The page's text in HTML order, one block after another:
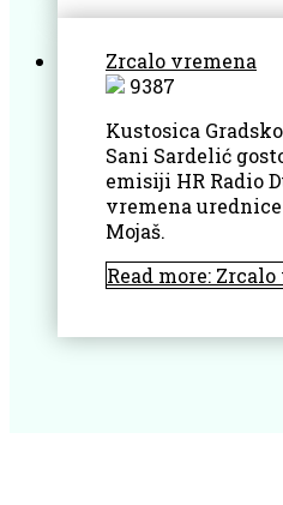
Zrcalo vremena
9387
Kustosica
Sani Sardelić
emisiji HR Radio
vremena
Mojaš.
Read more: